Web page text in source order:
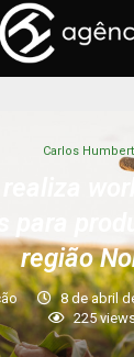
Carlos
realiza
para
região
8 de abril
225